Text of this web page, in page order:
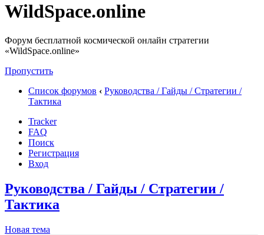
WildSpace.online
Форум бесплатной космической онлайн стратегии
«WildSpace.online»
Пропустить
Список форумов ‹ Руководства / Гайды / Стратегии /
Тактика
Tracker
FAQ
Поиск
Регистрация
Вход
Руководства / Гайды / Стратегии /
Тактика
Новая тема